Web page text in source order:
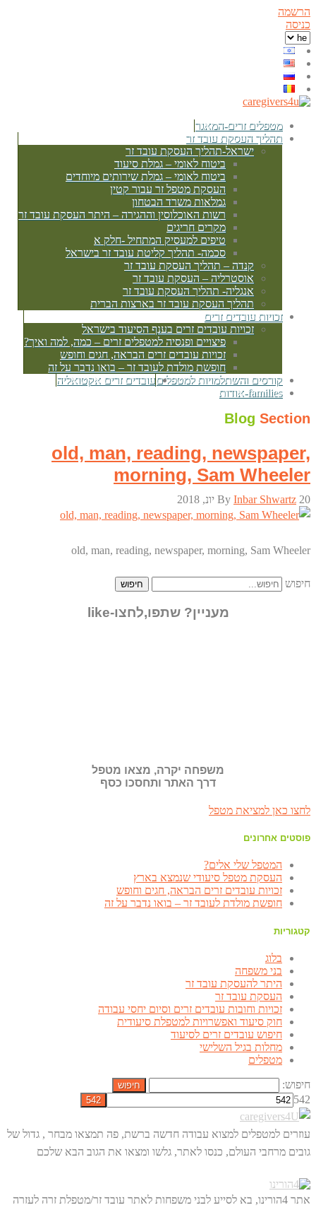
הרשמה
כניסה
מטפלים זרים-המאגר
תהליך העסקת עובד זר
ישראל-תהליך העסקת עובד זר
ביטוח לאומי – גמלת סיעוד
ביטוח לאומי – גמלת שירותים מיוחדים
העסקת מטפל זר עבור קטין
גמלאות משרד הבטחון
רשות האוכלוסין וההגירה – היתר העסקת עובד זר
מקרים חריגים
טיפים למעסיק המתחיל -חלק א
סכמה- תהליך קליטת עובד זר בישראל
קנדה – תהליך העסקת עובד זר
אוסטרליה – העסקת עובד זר
אנגליה- תהליך העסקת עובד זר
תהליך העסקת עובד זר בארצות הברית
זכויות עובדים זרים
זכויות עובדים זרים בענף הסיעוד בישראל
פיצויים ופנסיה למטפלים זרים – כמה, למה ואיך?
זכויות עובדים זרים הבראה, חגים וחופש
חופשת מולדת לעובד זר – בואו נדבר על זה
קורסים והשתלמויות למטפליםעובדים זרים אקטואליה
families-אודות
Blog Section
old, man, reading, newspaper,
morning, Sam Wheeler
By Inbar Shwartz 20 יונ, 2018
old, man, reading, newspaper, morning, Sam Wheeler
חיפוש חיפוש
מעניין? שתפו,לחצו-like
משפחה יקרה, מצאו מטפל
דרך האתר ותחסכו כסף
לחצו כאן למציאת מטפל
פוסטים אחרונים
המטפל שלי אלים?
העסקת מטפל סיעודי שנמצא בארץ
זכויות עובדים זרים הבראה, חגים וחופש
חופשת מולדת לעובד זר – בואו נדבר על זה
קטגוריות
בלוג
בני משפחה
היתר להעסקת עובד זר
העסקת עובד זר
זכויות וחובות עובדים זרים וסיום יחסי עבודה
חוק סיעוד ואפשרויות למטפלת סיעודית
חיפוש עובדים זרים לסיעוד
מחלות בגיל השלישי
מטפלים
חיפוש:
542
עוזרים למטפלים למצוא עבודה חדשה ברשת, פה תמצאו מבחר , גדול של
גובים מרחבי העולם, כנסו לאתר, גלשו ומצאו את הגוב הבא שלכם
אתר 4הורינו, בא לסייע לבני משפחות לאתר עובד זר/מטפלת זרה לעזרה